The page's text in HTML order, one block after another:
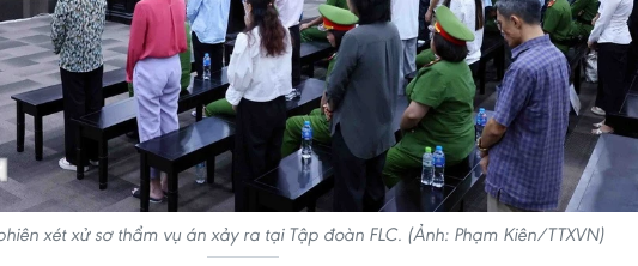
xét xử sơ thẩm vụ án xảy ra tại Tập đoàn FLC. (Ảnh: Phạm Kiên/TTXVN)